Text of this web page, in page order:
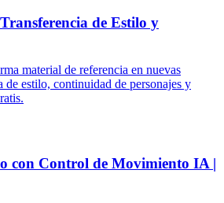
de Estilo y
material de referencia en nuevas
de estilo, continuidad de personajes y
con Control de Movimiento IA |